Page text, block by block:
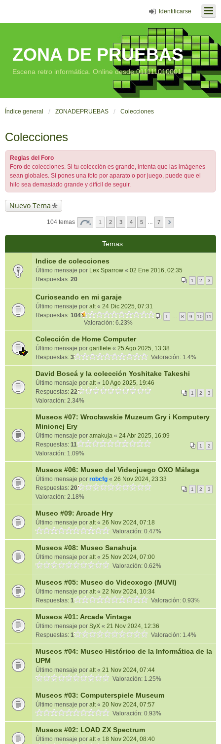
Identificarse
ZONA DE PRUEBAS
Escena retro informática. Online desde 011111010001
Índice general ZONADEPRUEBAS Colecciones
Colecciones
Reglas del Foro
Foro de colecciones. Si tu colección es grande, intenta que las imágenes
sean globales. Si pones una foto por aparato o por juego, puede que el
hilo sea demasiado grande y difícil de seguir.
Nuevo Tema
104 temas 1 2 3 4 5 7
Temas
Indice de colecciones
Último mensaje por Lex Sparrow « 02 Ene 2016, 02:35
Respuestas: 20 1 2 3
Curioseando en mi garaje
Último mensaje por alt« 24 Dic 2025, 07:31
Respuestas: 104 1 8 9 10 11
Valoración: 6.23%
Colección de Home Computer
Último mensaje por garillete « 25 Ago 2025, 13:38
Respuestas: 3 Valoración: 1.4%
David Boscá y la colección Yoshitake Takeshi
Último mensaje por alt« 10 Ago 2025, 19:46
Respuestas: 22 1 2 3
Valoración: 2.34%
Museos #07: Wrocławskie Muzeum Gry i Komputery
Minionej Ery
Último mensaje por amakuja « 24 Abr 2025, 16:09
Respuestas: 11 1 2
Valoración: 1.09%
Museos #06: Museo del Videojuego OXO Málaga
Último mensaje por robcfg « 26 Nov 2024, 23:33
Respuestas: 20 1 2 3
Valoración: 2.18%
Museo #09: Arcade Hry
Último mensaje por alt« 26 Nov 2024, 07:18
Valoración: 0.47%
Museos #08: Museo Sanahuja
Último mensaje por alt« 25 Nov 2024, 07:00
Valoración: 0.62%
Museos #05: Museo do Videoxogo (MUVI)
Último mensaje por alt« 22 Nov 2024, 10:34
Respuestas: 1 Valoración: 0.93%
Museos #01: Arcade Vintage
Último mensaje por SyX « 21 Nov 2024, 12:36
Respuestas: 1 Valoración: 1.4%
Museos #04: Museo Histórico de la Informática de la
UPM
Último mensaje por alt« 21 Nov 2024, 07:44
Valoración: 1.25%
Museos #03: Computerspiele Museum
Último mensaje por alt« 20 Nov 2024, 07:57
Valoración: 0.93%
Museos #02: LOAD ZX Spectrum
Último mensaje por alt« 18 Nov 2024, 08:40